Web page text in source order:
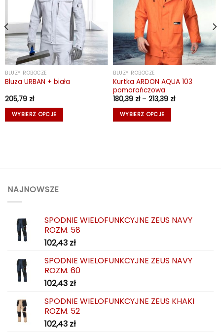
BLUZY ROBOCZE
Bluza URBAN + biała
205,79 zł
WYBIERZ OPCJE
można
wybrać
stronie
produktu
BLUZY ROBOCZE
Kurtka ARDON AQUA 103
pomarańczowa
180,39 zł – 213,39 złZakres
WYBIERZ OPCJE
stronie
NAJNOWSZE
SPODNIE WIELOFUNKCYJNE ZEUS NAVY
ROZM. 58
102,43 zł
SPODNIE WIELOFUNKCYJNE ZEUS NAVY
ROZM. 60
102,43 zł
SPODNIE WIELOFUNKCYJNE ZEUS KHAKI
ROZM. 52
102,43 zł